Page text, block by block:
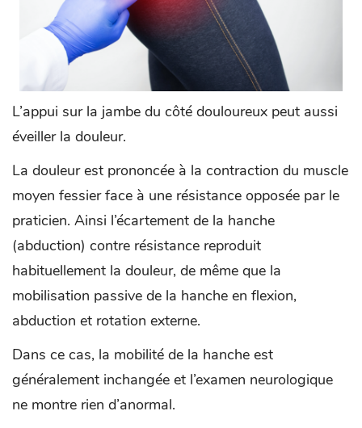
L’appui sur la jambe du côté douloureux peut aussi
éveiller la douleur.
La douleur est prononcée à la contraction du muscle
moyen fessier face à une résistance opposée par le
praticien. Ainsi l’écartement de la hanche
(abduction) contre résistance reproduit
habituellement la douleur, de même que la
mobilisation passive de la hanche en flexion,
abduction et rotation externe.
Dans ce cas, la mobilité de la hanche est
généralement inchangée et l’examen neurologique
ne montre rien d’anormal.